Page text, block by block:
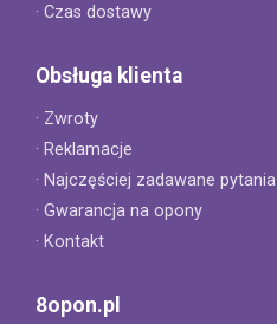
· Czas dostawy
Obsługa klienta
· Zwroty
· Reklamacje
· Najczęściej zadawane pytania
· Gwarancja na opony
· Kontakt
8opon.pl